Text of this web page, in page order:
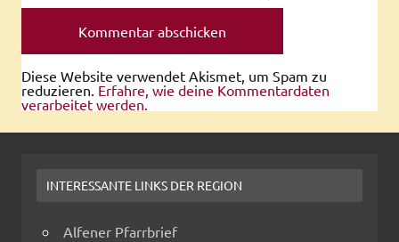
Diese Website verwendet Akismet, um Spam zu
reduzieren. Erfahre, wie deine Kommentardaten
verarbeitet werden.
INTERESSANTE LINKS DER REGION
Alfener Pfarrbrief